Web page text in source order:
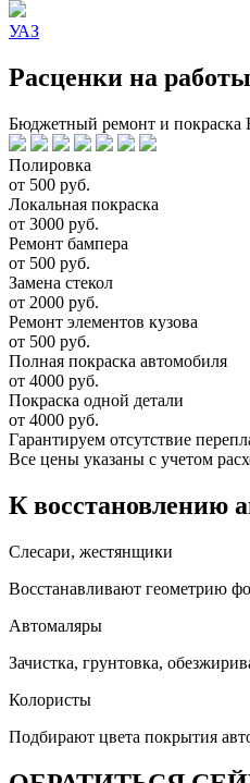
УАЗ
Расценки на
Бюджетный ремонт и покраска
Полировка
от 500 руб.
Локальная покраска
от 3000 руб.
Ремонт бампера
от 500 руб.
Замена стекол
от 2000 руб.
Ремонт элементов кузова
от 500 руб.
Полная покраска автомобиля
от 4000 руб.
Покраска одной детали
от 4000 руб.
Гарантируем отсутствие
Все цены указаны с учетом
К восстановлению
Слесари, жестянщики
Восстанавливают геометрию
Автомаляры
Зачистка, грунтовка,
Колористы
Подбирают цвета покрытия